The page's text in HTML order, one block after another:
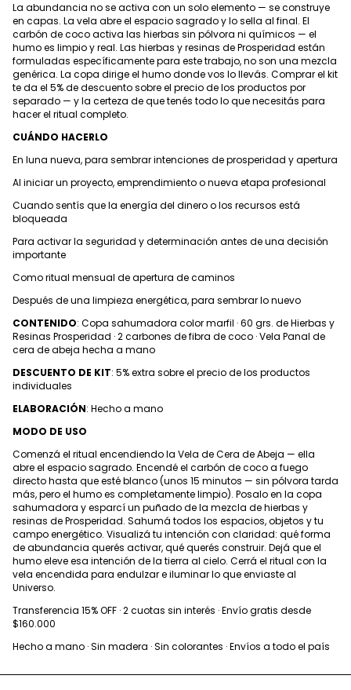
La abundancia no se activa con un solo elemento — se construye
en capas. La vela abre el espacio sagrado y lo sella al final. El
carbón de coco activa las hierbas sin pólvora ni químicos — el
humo es limpio y real. Las hierbas y resinas de Prosperidad están
formuladas específicamente para este trabajo, no son una mezcla
genérica. La copa dirige el humo donde vos lo llevás. Comprar el kit
te da el 5% de descuento sobre el precio de los productos por
separado — y la certeza de que tenés todo lo que necesitás para
hacer el ritual completo.
CUÁNDO HACERLO
En luna nueva, para sembrar intenciones de prosperidad y apertura
Al iniciar un proyecto, emprendimiento o nueva etapa profesional
Cuando sentís que la energía del dinero o los recursos está
bloqueada
Para activar la seguridad y determinación antes de una decisión
importante
Como ritual mensual de apertura de caminos
Después de una limpieza energética, para sembrar lo nuevo
CONTENIDO: Copa sahumadora color marfil · 60 grs. de Hierbas y
Resinas Prosperidad · 2 carbones de fibra de coco · Vela Panal de
cera de abeja hecha a mano
DESCUENTO DE KIT: 5% extra sobre el precio de los productos
individuales
ELABORACIÓN: Hecho a mano
MODO DE USO
Comenzá el ritual encendiendo la Vela de Cera de Abeja — ella
abre el espacio sagrado. Encendé el carbón de coco a fuego
directo hasta que esté blanco (unos 15 minutos — sin pólvora tarda
más, pero el humo es completamente limpio). Posalo en la copa
sahumadora y esparcí un puñado de la mezcla de hierbas y
resinas de Prosperidad. Sahumá todos los espacios, objetos y tu
campo energético. Visualizá tu intención con claridad: qué forma
de abundancia querés activar, qué querés construir. Dejá que el
humo eleve esa intención de la tierra al cielo. Cerrá el ritual con la
vela encendida para endulzar e iluminar lo que enviaste al
Universo.
Transferencia 15% OFF · 2 cuotas sin interés · Envío gratis desde
$160.000
Hecho a mano · Sin madera · Sin colorantes · Envíos a todo el país